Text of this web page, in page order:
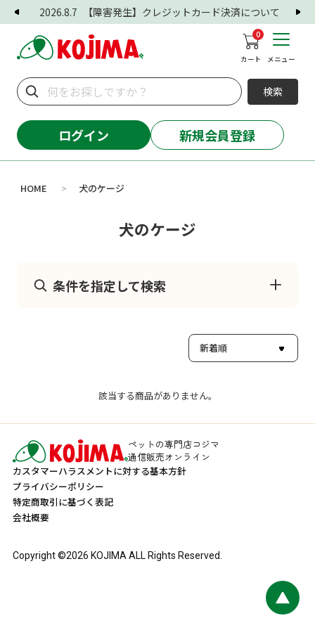
2026.8.7 【障害発生】クレジットカード決済について
0
カート メニュー
検索
ログイン 新規会員登録
HOME > 犬のケージ
犬のケージ
条件を指定して検索
該当する商品がありません。
ペットの専門店コジマ
通信販売オンライン
カスタマーハラスメントに対する基本方針
プライバシーポリシー
特定商取引に基づく表記
会社概要
Copyright ©2026 KOJIMA ALL Rights Reserved.